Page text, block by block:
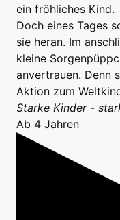
ein fröhliches Kind.
Doch eines Tages
sie heran. Im
kleine
anvertrauen. Denn
Aktion zum
Starke Kinder -
Ab 4 Jahren